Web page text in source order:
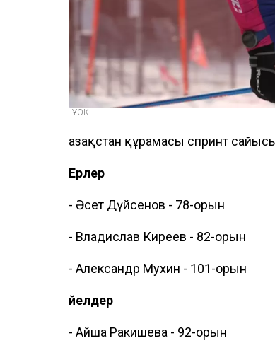
ҰОК
Қазақстан құрамасы спринт
Ерлер
- Әсет Дүйсенов - 78-орын
- Владислав Киреев - 82-орын
- Александр Мухин - 101-орын
Әйелдер
- Айша Ракишева - 92-орын